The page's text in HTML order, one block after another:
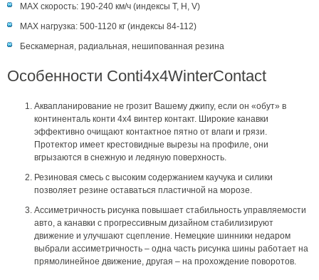
MAX скорость: 190-240 км/ч (индексы T, H, V)
MAX нагрузка: 500-1120 кг (индексы 84-112)
Бескамерная, радиальная, нешипованная резина
Особенности Conti4x4WinterContact
Аквапланирование не грозит Вашему джипу, если он «обут» в
континенталь конти 4x4 винтер контакт. Широкие канавки
эффективно очищают контактное пятно от влаги и грязи.
Протектор имеет крестовидные вырезы на профиле, они
вгрызаются в снежную и ледяную поверхность.
Резиновая смесь с высоким содержанием каучука и силики
позволяет резине оставаться пластичной на морозе.
Ассиметричность рисунка повышает стабильность управляемости
авто, а канавки с прогрессивным дизайном стабилизируют
движение и улучшают сцепление. Немецкие шинники недаром
выбрали ассиметричность – одна часть рисунка шины работает на
прямолинейное движение, другая – на прохождение поворотов.